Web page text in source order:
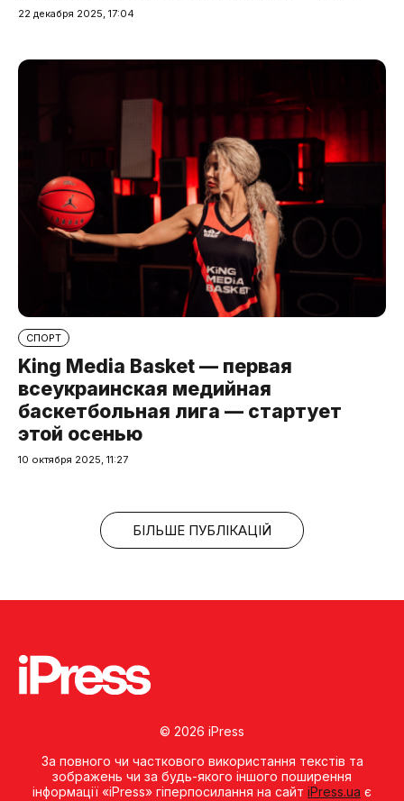
22 декабря 2025, 17:04
СПОРТ
King Media Basket — первая
всеукраинская медийная
баскетбольная лига — стартует
этой осенью
10 октября 2025, 11:27
БІЛЬШЕ ПУБЛІКАЦІЙ
© 2026 iPress
За повного чи часткового використання текстів та
зображень чи за будь-якого іншого поширення
інформації «iPress» гіперпосилання на сайт iPress.ua є